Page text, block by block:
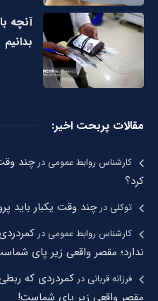
آنچه
بدانیم
مقالات پربحت اخیر:
کارشناس روابط عمومیدرچند
کرد؟
توکلیدرچند وقت یکبار باید
کارشناس روابط عمومیدر
ندارد؛ مقصر واقعی زیر پای
فرزانه قربانیدر کمردردی که
مقصر واقعی زیر پای شماست!